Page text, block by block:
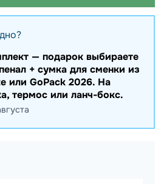
— подарок выбираете
+ сумка для сменки из
или GoPack 2026. На
термос или ланч-бокс.